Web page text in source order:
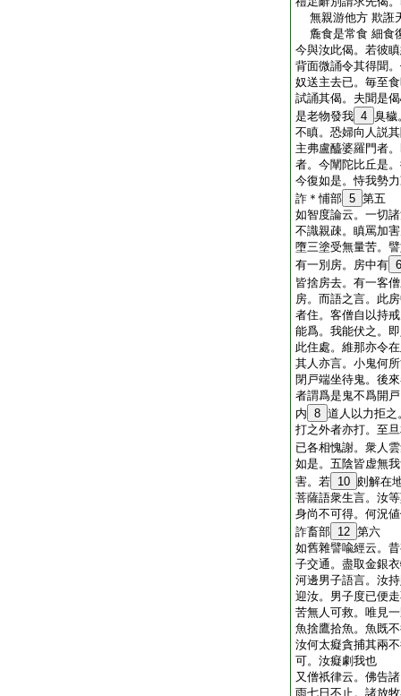
無親游他方 欺誑
麁食是常食 細食
今與汝此偈。若彼
背面微誦令其得聞
奴送主去已。毎至
試誦其偈。夫聞是
是老物發我 4 臭穢
不瞋。恐婦向人説
主弗盧醯婆羅門者
者。今闡陀比丘是
今復如是。恃我勢
詐＊悑部 5 第五
如智度論云。一切
不識親疎。瞋罵加
墮三塗受無量苦。
有一別房。房中有 6
皆捨房去。有一客
房。而語之言。此
者住。客僧自以持
能爲。我能伏之。
此住處。維那亦令
其人亦言。小鬼何
閉戸端坐待鬼。後
者謂爲是鬼不爲開
内 8 道人以力拒之
打之外者亦打。至
已各相愧謝。衆人
如是。五陰皆虚無
害。若 10 㓟解在
菩薩語衆生言。汝
身尚不可得。何況
詐畜部 12 第六
如舊雜譬喩經云。
子交通。盡取金銀
河邊男子語言。汝
迎汝。男子度已便
苦無人可救。唯見
魚捨鷹拾魚。魚既
汝何太癡貪捕其兩
可。汝癡劇我也
又僧祇律云。佛告
雨七日不止。諸放